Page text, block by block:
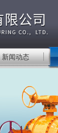
新闻动态